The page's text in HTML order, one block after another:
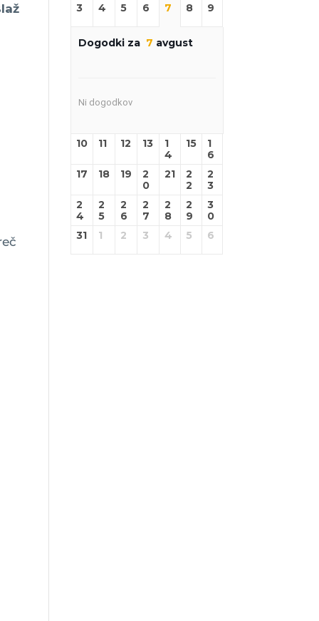
3 4 5 6 7 8 9
Dogodki za 7 avgust
Ni dogodkov
10 11 12 13
1
4
15
1
6
17
18 19
2
0
21
2
2
2
3
2
4
2
5
2
6
2
7
2
8
2
9
3
0
31
1 2 3 4 5 6